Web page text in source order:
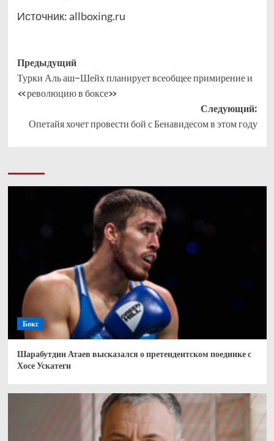
Источник: allboxing.ru
Навигация
записи
Предыдущий
Турки Аль аш-Шейх планирует всеобщее примирение и
«революцию в боксе»
Следующий:
Опетайя хочет провести бой с Бенавидесом в этом году
Бокс
Шарабутдин Атаев высказался о претендентском поединке с
Хосе Ускатеги